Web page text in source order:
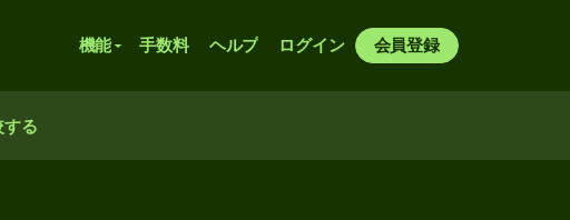
機能 手数料 ヘルプ ログイン 会員登録
る